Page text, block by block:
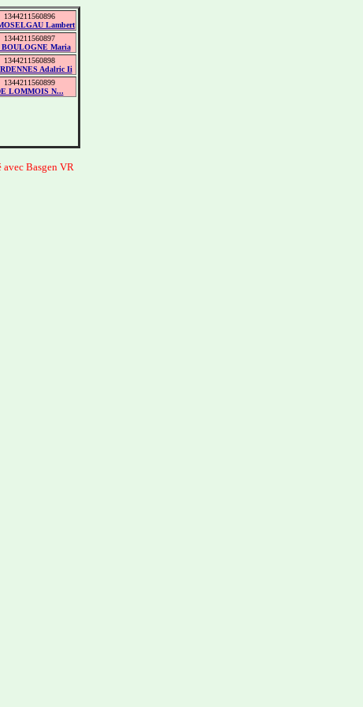
1344211560896
Lambert
1344211560897
BOULOGNE Maria
1344211560898
Adalric Ii
1344211560899
LOMMOIS N...
avec Basgen VR